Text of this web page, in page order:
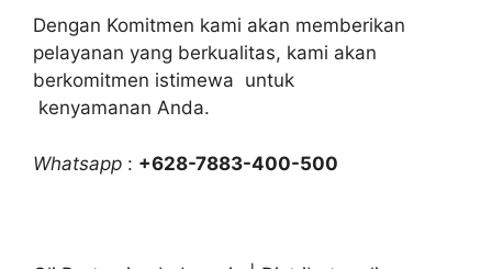
Dengan Komitmen kami akan memberikan
pelayanan yang berkualitas, kami akan
berkomitmen istimewa untuk
kenyamanan Anda.
Whatsapp : +628-7883-400-500